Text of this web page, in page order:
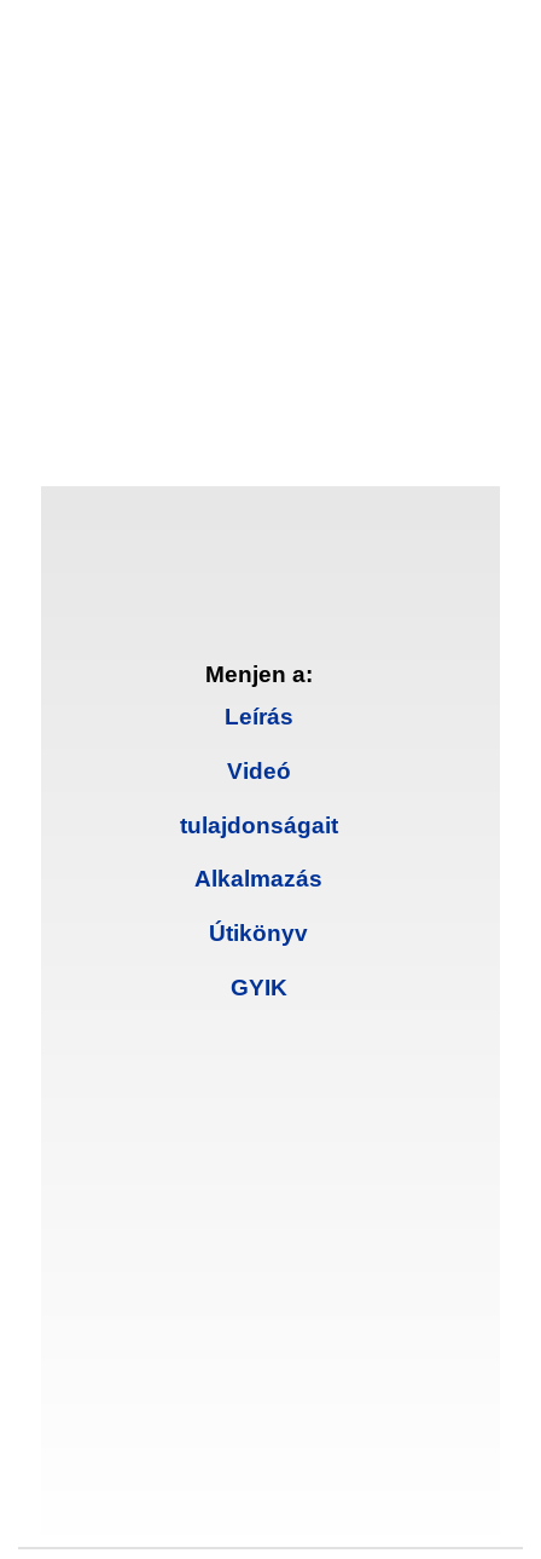
Menjen a:
Leírás
Videó
tulajdonságait
Alkalmazás
Útikönyv
GYIK